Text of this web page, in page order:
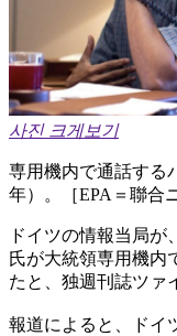
사진 크게보기
専用機内で通話する
年）。［EPA＝聯合
ドイツの情報当局が
氏が大統領専用機内
たと、独週刊誌ツァ
報道によると、ドイ